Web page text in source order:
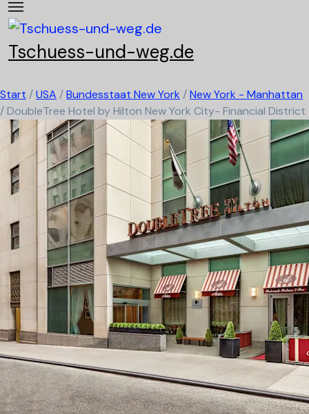
Skip
to
Tschuess-und-weg.de
Start /USA /Bundesstaat New York /New York - Manhattan
/DoubleTree Hotel by Hilton New York City- Financial District